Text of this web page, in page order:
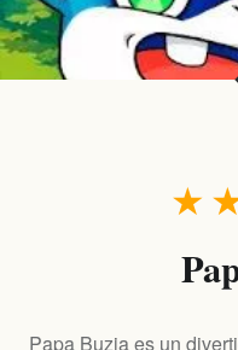
★
Papa Buzja es un